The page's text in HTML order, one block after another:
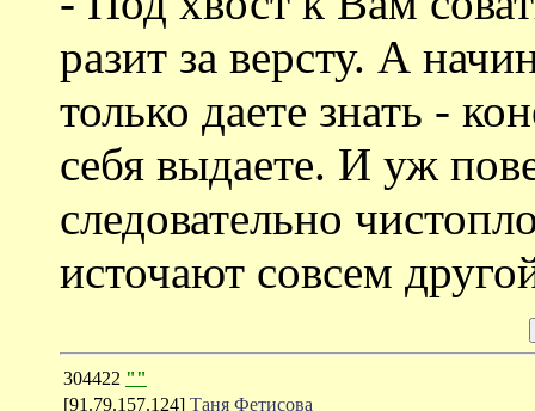
разит за версту. А
только даете знать -
себя выдаете. И уж
следовательно
источают совсем
304422 ""
[91.79.157.124] Таня Фетисова